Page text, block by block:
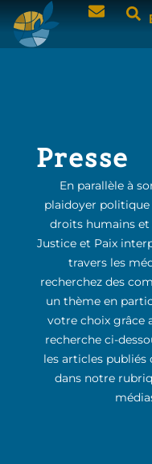
Presse
En parallèle à
plaidoyer politique
droits humains et
Justice et Paix
travers les
recherchez des
un thème en
votre choix grâce
recherche ci-
les articles publiés
dans notre